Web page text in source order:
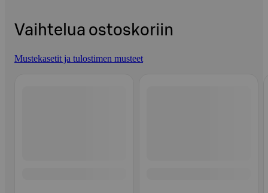
Vaihtelua ostoskoriin
Mustekasetit ja tulostimen musteet